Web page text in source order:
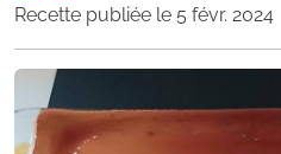
Recette publiée le 5 févr. 2024